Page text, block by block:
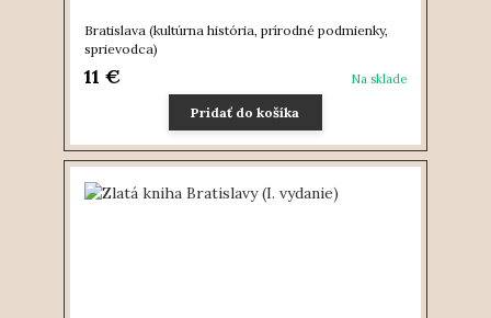
Bratislava (kultúrna história, prírodné podmienky,
sprievodca)
11 € Na sklade
Pridať do košíka